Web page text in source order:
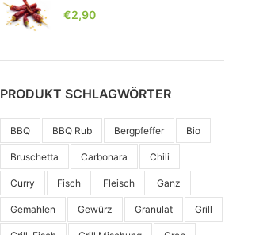
€2,90
PRODUKT SCHLAGWÖRTER
BBQ BBQ Rub Bergpfeffer Bio
Bruschetta Carbonara Chili
Curry Fisch Fleisch Ganz
Gemahlen Gewürz Granulat Grill